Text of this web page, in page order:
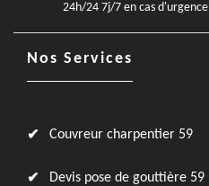
24h/24 7j/7 en cas d'urgence
Nos Services
Couvreur charpentier 59
Devis pose de gouttière 59